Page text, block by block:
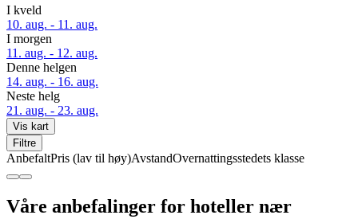
I kveld
10. aug. - 11. aug.
I morgen
11. aug. - 12. aug.
Denne helgen
14. aug. - 16. aug.
Neste helg
21. aug. - 23. aug.
Vis kart
Filtre
AnbefaltPris (lav til høy)AvstandOvernattingsstedets klasse
Våre anbefalinger for hoteller nær